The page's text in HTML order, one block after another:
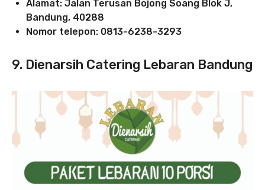
Alamat: Jalan Terusan Bojong Soang Blok J,
Bandung, 40288
Nomor telepon: 0813-6238-3293
9. Dienarsih Catering Lebaran Bandung